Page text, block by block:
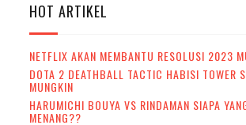
HOT ARTIKEL
NETFLIX AKAN MEMBANTU RESOLUSI 2023
DOTA 2 DEATHBALL TACTIC HABISI TOWER
MUNGKIN
HARUMICHI BOUYA VS RINDAMAN SIAPA
MENANG??